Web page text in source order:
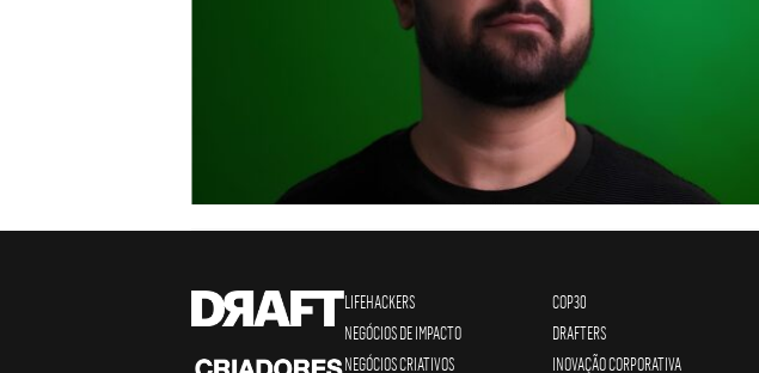
LIFEHACKERS
NEGÓCIOS DE IMPACTO
NEGÓCIOS CRIATIVOS
COP30
DRAFTERS
INOVAÇÃO CORPORATIVA